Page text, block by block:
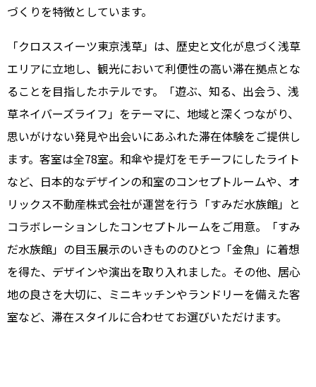
づくりを特徴としています。
「クロススイーツ東京浅草」は、歴史と文化が息づく浅草
エリアに立地し、観光において利便性の高い滞在拠点とな
ることを目指したホテルです。「遊ぶ、知る、出会う、浅
草ネイバーズライフ」をテーマに、地域と深くつながり、
思いがけない発見や出会いにあふれた滞在体験をご提供し
ます。客室は全78室。和傘や提灯をモチーフにしたライト
など、日本的なデザインの和室のコンセプトルームや、オ
リックス不動産株式会社が運営を行う「すみだ水族館」と
コラボレーションしたコンセプトルームをご用意。「すみ
だ水族館」の目玉展示のいきもののひとつ「金魚」に着想
を得た、デザインや演出を取り入れました。その他、居心
地の良さを大切に、ミニキッチンやランドリーを備えた客
室など、滞在スタイルに合わせてお選びいただけます。